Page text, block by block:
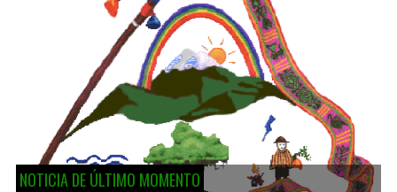
NOTICIA DE ÚLTIMO MOMENTO